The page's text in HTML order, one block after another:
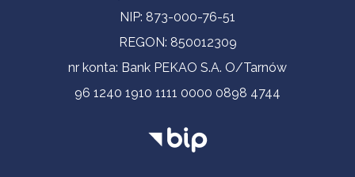
NIP: 873-000-76-51
REGON: 850012309
nr konta: Bank PEKAO S.A. O/Tarnów
96 1240 1910 1111 0000 0898 4744